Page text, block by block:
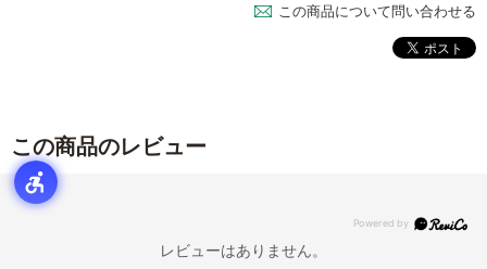
この商品について問い合わせる
この商品のレビュー
レビューはありません。